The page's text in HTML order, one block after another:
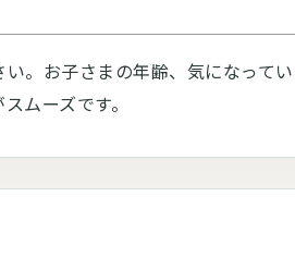
。お子さまの年齢、気になって
ムーズです。